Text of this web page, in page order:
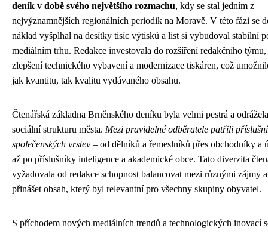
deník v době svého největšího rozmachu, kdy se stal jedním z
nejvýznamnějších regionálních periodik na Moravě. V této fázi se
náklad vyšplhal na desítky tisíc výtisků a list si vybudoval stabilní
mediálním trhu. Redakce investovala do rozšíření redakčního týmu,
zlepšení technického vybavení a modernizace tiskáren, což
jak kvantitu, tak kvalitu vydávaného obsahu.
Čtenářská základna Brněnského deníku byla velmi pestrá a odrážela
sociální strukturu města. Mezi pravidelné odběratele patřili
společenských vrstev – od dělníků a řemeslníků přes obchodníky a
až po příslušníky inteligence a akademické obce. Tato diverzita
vyžadovala od redakce schopnost balancovat mezi různými zájmy a
přinášet obsah, který byl relevantní pro všechny skupiny obyvatel.
S příchodem nových mediálních trendů a technologických inovací